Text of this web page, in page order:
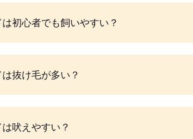
初心者でも飼いやすい？
抜け毛が多い？
吠えやすい？